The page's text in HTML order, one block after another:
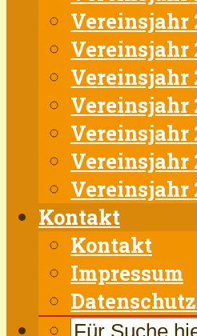
Vereinsjahr
Vereinsjahr
Vereinsjahr
Vereinsjahr
Vereinsjahr
Vereinsjahr
Vereinsjahr
Kontakt
Kontakt
Impressum